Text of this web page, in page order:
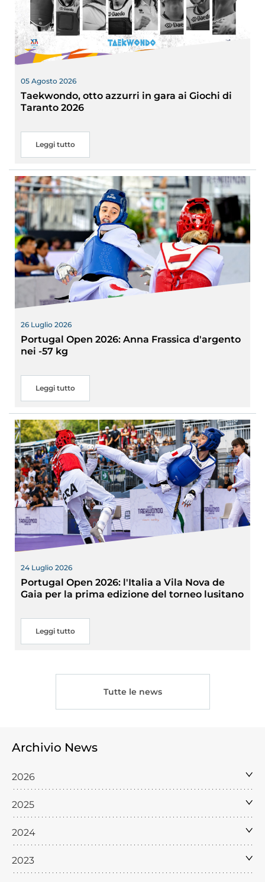
05 Agosto 2026
Taekwondo, otto azzurri in gara ai Giochi di
Taranto 2026
Leggi tutto
26 Luglio 2026
Portugal Open 2026: Anna Frassica d'argento
nei -57 kg
Leggi tutto
24 Luglio 2026
Portugal Open 2026: l'Italia a Vila Nova de
Gaia per la prima edizione del torneo lusitano
Leggi tutto
Tutte le news
Archivio News
2026
2025
2024
2023